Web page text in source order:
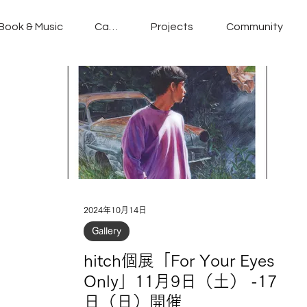
& Music Projects Community
2024年10月14日
Gallery
hitch個展「For Your Eyes
Only」11月9日（土） -17
日（日）開催